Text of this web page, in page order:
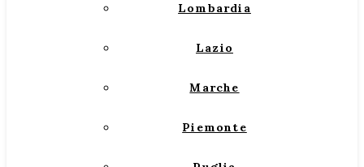
Lombardia
Lazio
Marche
Piemonte